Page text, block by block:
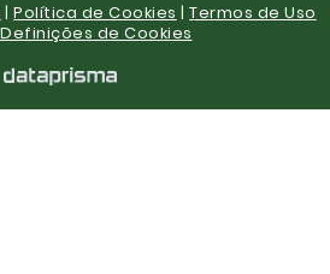
|Política de Cookies |Termos de Uso
de Cookies